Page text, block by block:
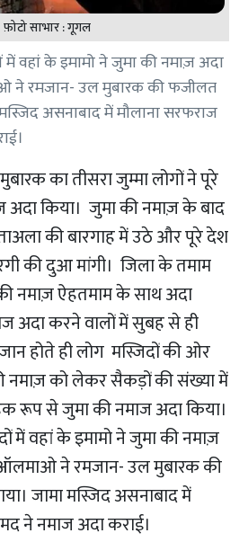
फ़ोटो साभार : गूगल
में वहां के इमामो ने जुमा की नमाज़ अदा
ने रमजान- उल मुबारक की फजीलत
असनाबाद में मौलाना सरफराज
का तीसरा जुम्मा लोगों ने पूरे
किया। जुमा की नमाज़ के बाद
की बारगाह में उठे और पूरे देश
की दुआ मांगी। जिला के तमाम
नमाज़ ऐहतमाम के साथ अदा
अदा करने वालों में सुबह से ही
होते ही लोग मस्जिदों की ओर
नमाज़ को लेकर सैकड़ों की संख्या में
रूप से जुमा की नमाज अदा किया।
में वहां के इमामो ने जुमा की नमाज़
ने रमजान- उल मुबारक की
जामा मस्जिद असनाबाद में
ने नमाज अदा कराई।